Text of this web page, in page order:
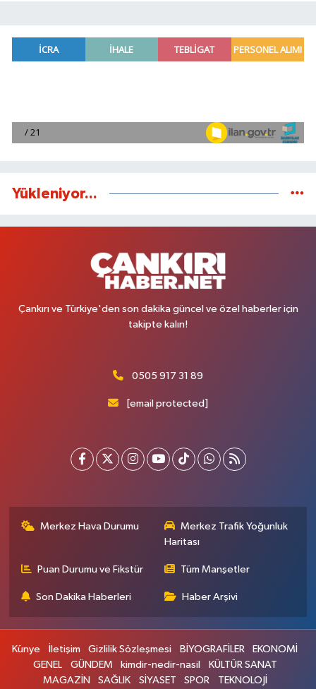
Yükleniyor...
Çankırı ve Türkiye'den son dakika güncel ve özel haberler için
takipte kalın!
0505 917 31 89
[email protected]
Merkez Hava Durumu
Merkez Trafik Yoğunluk
Haritası
Puan Durumu ve Fikstür Tüm Manşetler
Son Dakika Haberleri Haber Arşivi
Künye İletişim Gizlilik Sözleşmesi BİYOGRAFİLER
EKONOMİ
GENEL
GÜNDEM kimdir-nedir-nasil
KÜLTÜR SANAT
MAGAZİN
SAĞLIK SİYASET SPOR TEKNOLOJİ